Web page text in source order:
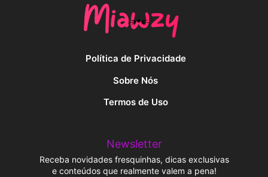
Política de Privacidade
Sobre Nós
Termos de Uso
Newsletter
Receba novidades fresquinhas, dicas exclusivas
e conteúdos que realmente valem a pena!